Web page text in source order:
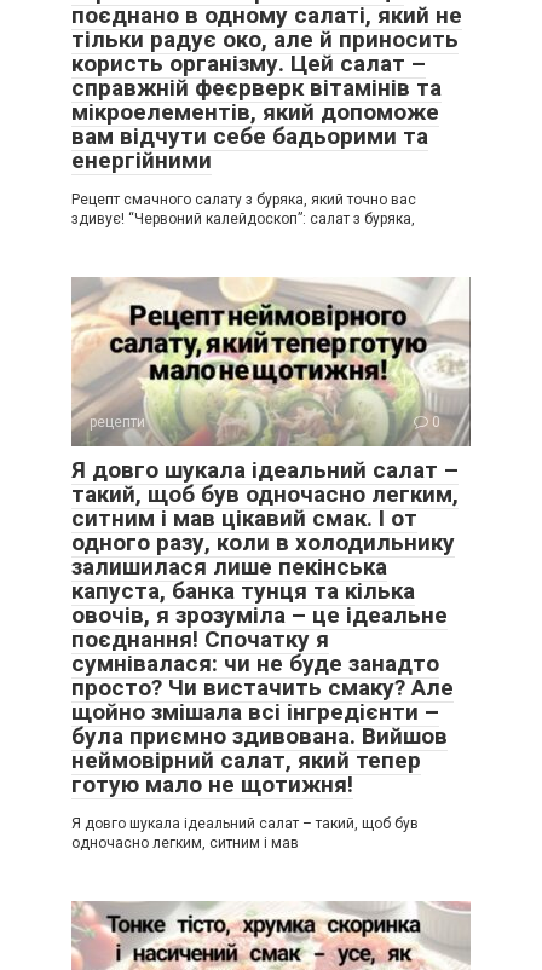
поєднано в одному салаті, який не
тільки радує око, але й приносить
користь організму. Цей салат –
справжній феєрверк вітамінів та
мікроелементів, який допоможе
вам відчути себе бадьорими та
енергійними
Рецепт смачного салату з буряка, який точно вас
здивує! “Червоний калейдоскоп”: салат з буряка,
рецепти 0
Я довго шукала ідеальний салат –
такий, щоб був одночасно легким,
ситним і мав цікавий смак. І от
одного разу, коли в холодильнику
залишилася лише пекінська
капуста, банка тунця та кілька
овочів, я зрозуміла – це ідеальне
поєднання! Спочатку я
сумнівалася: чи не буде занадто
просто? Чи вистачить смаку? Але
щойно змішала всі інгредієнти –
була приємно здивована. Вийшов
неймовірний салат, який тепер
готую мало не щотижня!
Я довго шукала ідеальний салат – такий, щоб був
одночасно легким, ситним і мав